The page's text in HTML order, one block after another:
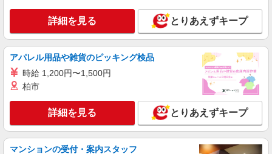
詳細を見る とりあえずキープ
アパレル用品や雑貨のピッキング検品
時給 1,200円〜1,500円
柏市
詳細を見る とりあえずキープ
マンションの受付・案内スタッフ